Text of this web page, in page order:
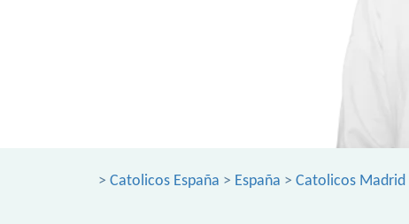
> Catolicos España > España > Catolicos Madrid